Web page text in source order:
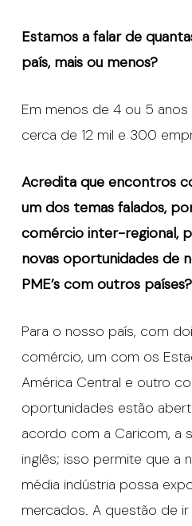
Estamos a falar de
país, mais ou menos?
Em menos de 4 ou 5
cerca de 12 mil e 300
Acredita que encontros
um dos temas falados,
comércio inter-regional,
novas oportunidades de
PME’s com outros países?
Para o nosso país, com
comércio, um com os
América Central e outro
oportunidades estão
acordo com a Caricom, a
inglês; isso permite que a
média indústria possa
mercados. A questão de